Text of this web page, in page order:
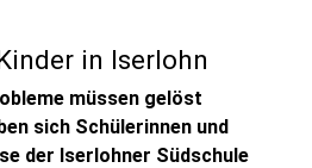
in Iserlohn
müssen gelöst
sich Schülerinnen und
der Iserlohner Südschule